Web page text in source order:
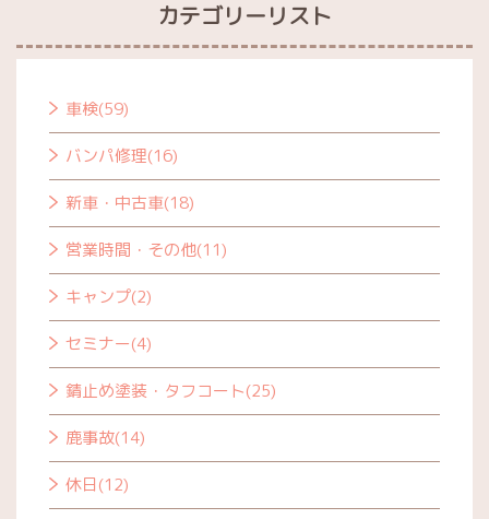
カテゴリーリスト
車検(59)
バンパ修理(16)
新車・中古車(18)
営業時間・その他(11)
キャンプ(2)
セミナー(4)
錆止め塗装・タフコート(25)
鹿事故(14)
休日(12)